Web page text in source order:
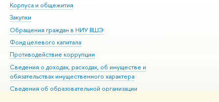
Корпуса и общежития
Закупки
Обращения граждан в НИУ ВШЭ
Фонд целевого капитала
Противодействие коррупции
Сведения о доходах, расходах, об имуществе и
обязательствах имущественного характера
Сведения об образовательной организации